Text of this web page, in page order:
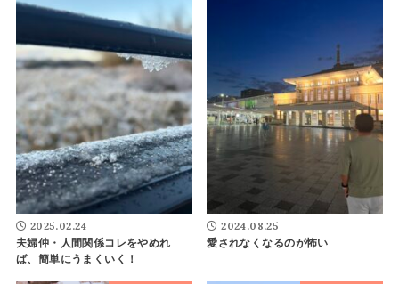
2025.02.24
夫婦仲・人間関係コレをやめれ
ば、簡単にうまくいく！
2024.08.25
愛されなくなるのが怖い